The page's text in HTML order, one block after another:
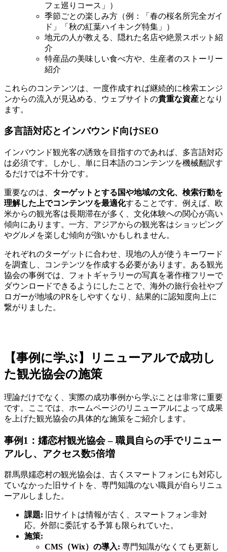
フェ巡りコース」）
季節ごとの楽しみ方（例：「春の桜名所完全ガイ
ド」「秋の紅葉ハイキング特集」）
地元の人が教える、隠れた名店や絶景スポット紹
介
特産品の美味しい食べ方や、生産者のストーリー
紹介
これらのコンテンツは、一度作成すれば継続的に検索エンジ
ンからの流入が見込める、ウェブサイトの貴重な資産となり
ます。
多言語対応とインバウンド向けSEO
インバウンド観光客の誘致を目指すのであれば、多言語対応
は必須です。しかし、単に日本語のコンテンツを機械翻訳す
るだけでは不十分です。
重要なのは、 ターゲットとする国や地域の文化、検索行動を
理解した上でコンテンツを最適化することです。例えば、欧
米からの観光客は長期滞在が多く、文化体験への関心が高い
傾向にあります。一方、アジアからの観光客はショッピング
やグルメを楽しむ傾向が強いかもしれません。
それぞれのターゲットに合わせ、現地の人が使うキーワード
を調査し、コンテンツを作成する必要があります。ある観光
協会の事例では、フォトギャラリーの写真を著作権フリーで
ダウンロードできるようにしたことで、海外の旅行会社やブ
ロガーが地域のPRをしやすくなり、結果的に認知度向上に
繋がりました。
【事例に学ぶ】リニューアルで成功し
た観光協会の施策
理論だけでなく、実際の成功事例から学ぶことは非常に重要
です。ここでは、ホームページのリニューアルによって成果
を上げた観光協会の具体的な施策をご紹介します。
事例1：嬬恋村観光協会 – 職員自らの手でリニュー
アルし、アクセス数5倍増
群馬県嬬恋村の観光協会は、古くスマートフォンにも対応し
ていなかった旧サイトを、専門知識のない職員が自らリニュ
ーアルしました。
課題: 旧サイトは情報が古く、スマートフォン非対
応。外部に委託する予算も限られていた。
施策:
CMS（Wix）の導入: 専門知識がなくても更新し